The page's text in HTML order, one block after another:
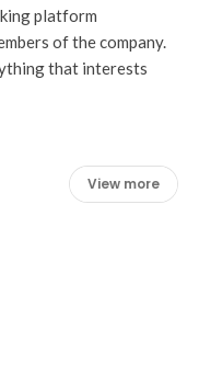
platform
of the company.
that interests
View more